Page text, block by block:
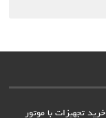
تجهیزات با موتور